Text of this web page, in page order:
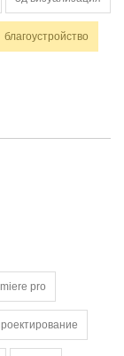
благоустройство
pro